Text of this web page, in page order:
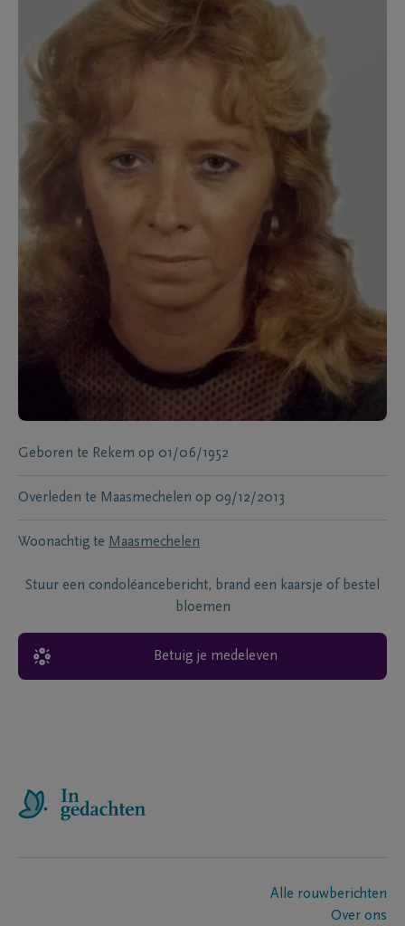
Geboren te Rekem op 01/06/1952
Overleden te Maasmechelen op 09/12/2013
Woonachtig te Maasmechelen
Stuur een condoléancebericht, brand een kaarsje of bestel
bloemen
Betuig je medeleven
Alle rouwberichten
Over ons